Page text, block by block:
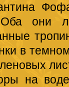
они
в
на